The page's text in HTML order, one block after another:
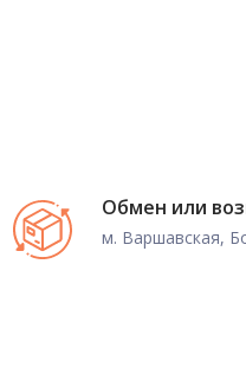
Обмен или
м. Варшавская,